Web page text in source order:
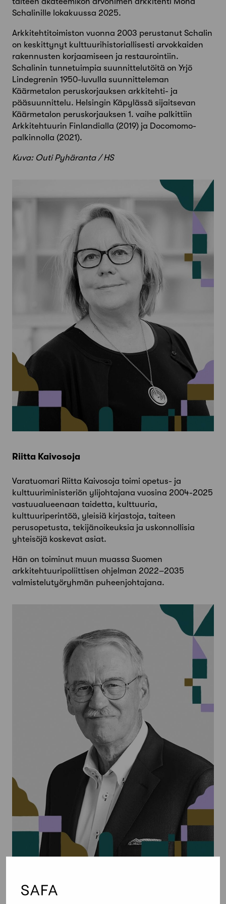
Schalinille lokakuussa 2025.
Arkkitehtitoimiston vuonna 2003 perustanut Schalin
on keskittynyt kulttuurihistoriallisesti arvokkaiden
rakennusten korjaamiseen ja restaurointiin.
Schalinin tunnetuimpia suunnittelutöitä on Yrjö
Lindegrenin 1950-luvulla suunnitteleman
Käärmetalon peruskorjauksen arkkitehti- ja
pääsuunnittelu. Helsingin Käpylässä sijaitsevan
Käärmetalon peruskorjauksen 1. vaihe palkittiin
Arkkitehtuurin Finlandialla (2019) ja Docomomo-
palkinnolla (2021).
Kuva: Outi Pyhäranta / HS
Riitta Kaivosoja
Varatuomari Riitta Kaivosoja toimi opetus- ja
kulttuuriministeriön ylijohtajana vuosina 2004-2025
vastuualueenaan taidetta, kulttuuria,
kulttuuriperintöä, yleisiä kirjastoja, taiteen
perusopetusta, tekijänoikeuksia ja uskonnollisia
yhteisöjä koskevat asiat.
Hän on toiminut muun muassa Suomen
arkkitehtuuripoliittisen ohjelman 2022–2035
valmistelutyöryhmän puheenjohtajana.